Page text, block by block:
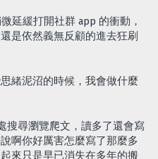
延緩打開社群 app 的衝動，
是依然義無反顧的進去狂刷
緒泥沼的時候，我會做什麼
搜尋瀏覽爬文，讀多了還會寫
啊你好厲害怎麼寫了那麼多
來只是早已消失在多年的搬